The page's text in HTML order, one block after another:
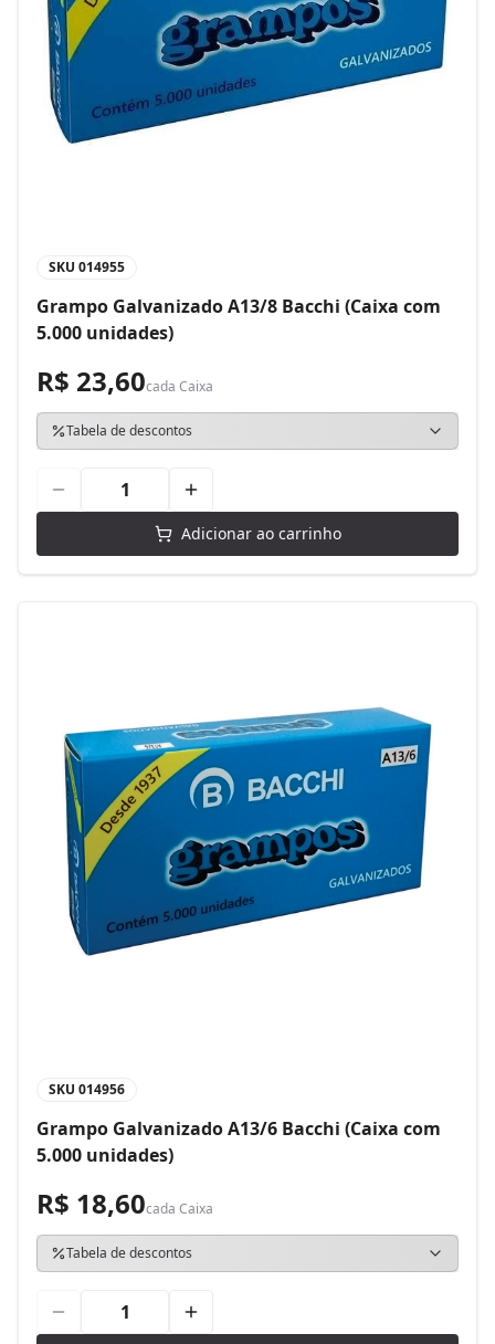
SKU 014955
Grampo Galvanizado A13/8 Bacchi (Caixa com
5.000 unidades)
R$ 23,60cada Caixa
Tabela de descontos
Adicionar ao carrinho
SKU 014956
Grampo Galvanizado A13/6 Bacchi (Caixa com
5.000 unidades)
R$ 18,60cada Caixa
Tabela de descontos